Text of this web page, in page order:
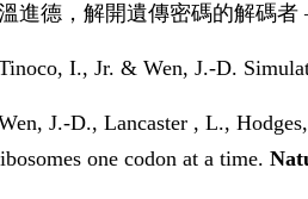
進德，解開遺傳密碼的解碼者
I., Jr. & Wen, J.-D.
J.-D., Lancaster , L.,
one codon at a time.